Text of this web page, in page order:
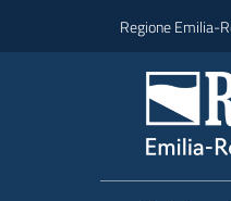
Regione Emilia-